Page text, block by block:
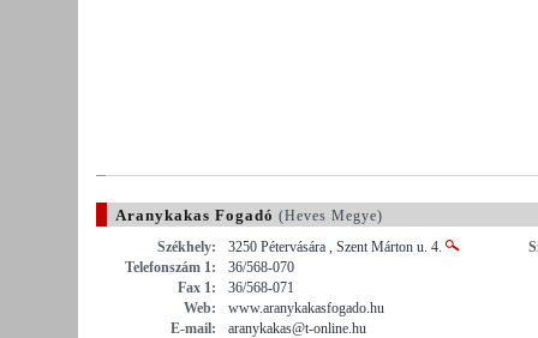
Aranykakas Fogadó (Heves Megye)
Székhely:
3250 Pétervására , Szent Márton u. 4.
Telefonszám 1:
36/568-070
Fax 1:
36/568-071
Web:
www.aranykakasfogado.hu
E-mail:
aranykakas@t-online.hu